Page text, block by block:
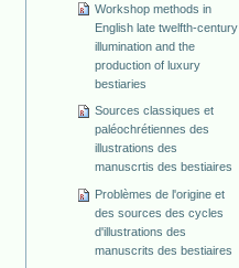
Workshop methods in
English late twelfth-century
illumination and the
production of luxury
bestiaries
Sources classiques et
paléochrétiennes des
illustrations des
manuscrtis des bestiaires
Problèmes de l'origine et
des sources des cycles
d'illustrations des
manuscrits des bestiaires